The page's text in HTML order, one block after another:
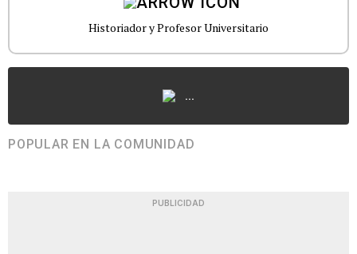
Historiador y Profesor Universitario
...
POPULAR EN LA COMUNIDAD
PUBLICIDAD